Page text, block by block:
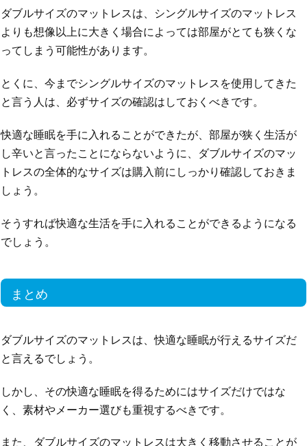
ダブルサイズのマットレスは、シングルサイズのマットレス
よりも想像以上に大きく場合によっては部屋がとても狭くな
ってしまう可能性があります。
とくに、今までシングルサイズのマットレスを使用してきた
と言う人は、必ずサイズの確認はしておくべきです。
快適な睡眠を手に入れることができたが、部屋が狭く生活が
し辛いと言ったことにならないように、ダブルサイズのマッ
トレスの全体的なサイズは購入前にしっかり確認しておきま
しょう。
そうすれば快適な生活を手に入れることができるようになる
でしょう。
まとめ
ダブルサイズのマットレスは、快適な睡眠が行えるサイズだ
と言えるでしょう。
しかし、その快適な睡眠を得るためにはサイズだけではな
く、素材やメーカー選びも重視するべきです。
また、ダブルサイズのマットレスは大きく移動させることが